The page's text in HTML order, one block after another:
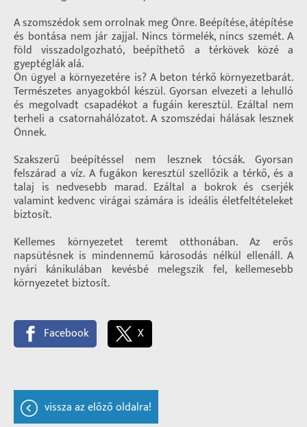
A szomszédok sem orrolnak meg Önre. Beépítése, átépítése
és bontása nem jár zajjal. Nincs törmelék, nincs szemét. A
föld visszadolgozható, beépíthető a térkövek közé a
gyeptéglák alá.
Ön ügyel a környezetére is? A beton térkő környezetbarát.
Természetes anyagokból készül. Gyorsan elvezeti a lehulló
és megolvadt csapadékot a fugáin keresztül. Ezáltal nem
terheli a csatornahálózatot. A szomszédai hálásak lesznek
Önnek.
Szakszerű beépítéssel nem lesznek tócsák. Gyorsan
felszárad a víz. A fugákon keresztül szellőzik a térkő, és a
talaj is nedvesebb marad. Ezáltal a bokrok és cserjék
valamint kedvenc virágai számára is ideális életfeltételeket
biztosít.
Kellemes környezetet teremt otthonában. Az erős
napsütésnek is mindennemű károsodás nélkül ellenáll. A
nyári kánikulában kevésbé melegszik fel, kellemesebb
környezetet biztosít.
Facebook X
vissza az előző oldalra!